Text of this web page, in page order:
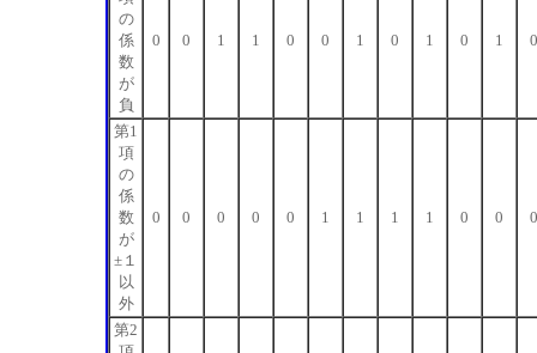
の
係
数
が
負
0 0 1 1 0 0 1 0 1 0 1 0
第1
項
の
係
数
が
±１
以
外
0 0 0 0 0 1 1 1 1 0 0 0
第2